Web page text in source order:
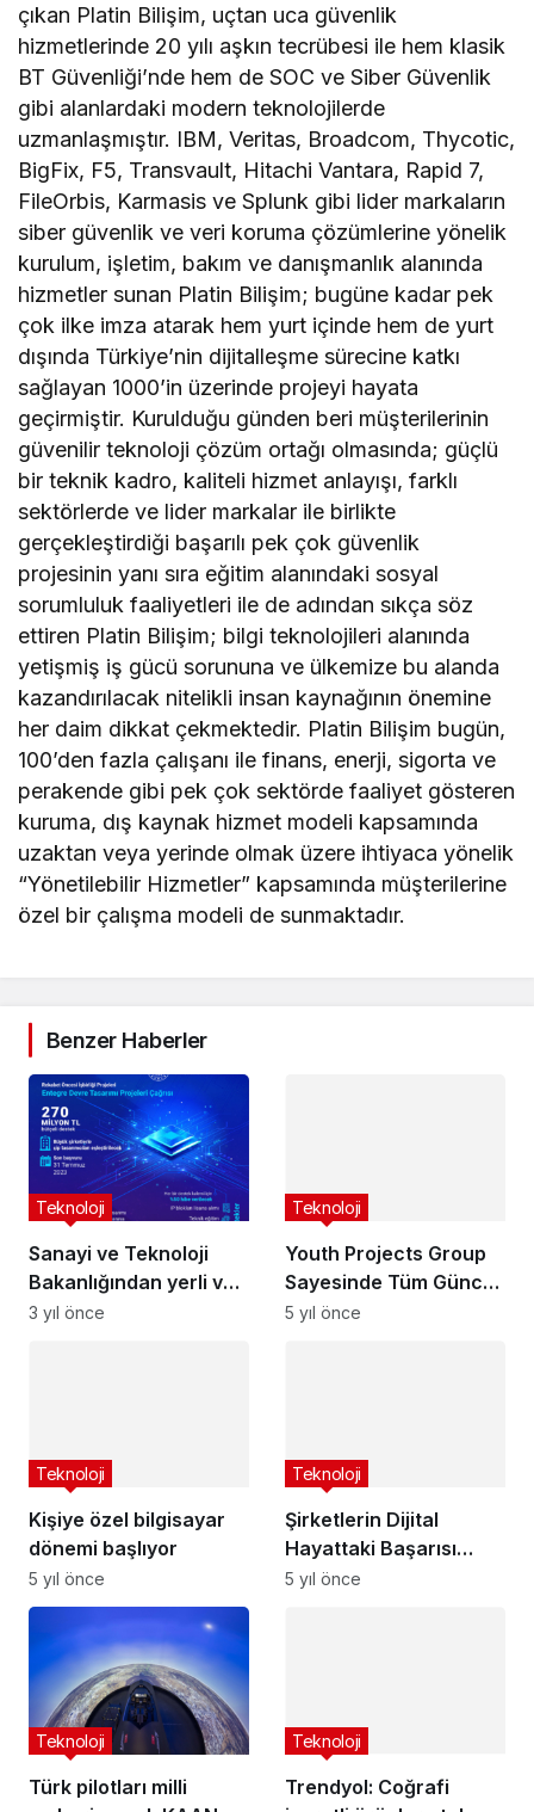
çıkan Platin Bilişim, uçtan uca güvenlik
hizmetlerinde 20 yılı aşkın tecrübesi ile hem klasik
BT Güvenliği’nde hem de SOC ve Siber Güvenlik
gibi alanlardaki modern teknolojilerde
uzmanlaşmıştır. IBM, Veritas, Broadcom, Thycotic,
BigFix, F5, Transvault, Hitachi Vantara, Rapid 7,
FileOrbis, Karmasis ve Splunk gibi lider markaların
siber güvenlik ve veri koruma çözümlerine yönelik
kurulum, işletim, bakım ve danışmanlık alanında
hizmetler sunan Platin Bilişim; bugüne kadar pek
çok ilke imza atarak hem yurt içinde hem de yurt
dışında Türkiye’nin dijitalleşme sürecine katkı
sağlayan 1000’in üzerinde projeyi hayata
geçirmiştir. Kurulduğu günden beri müşterilerinin
güvenilir teknoloji çözüm ortağı olmasında; güçlü
bir teknik kadro, kaliteli hizmet anlayışı, farklı
sektörlerde ve lider markalar ile birlikte
gerçekleştirdiği başarılı pek çok güvenlik
projesinin yanı sıra eğitim alanındaki sosyal
sorumluluk faaliyetleri ile de adından sıkça söz
ettiren Platin Bilişim; bilgi teknolojileri alanında
yetişmiş iş gücü sorununa ve ülkemize bu alanda
kazandırılacak nitelikli insan kaynağının önemine
her daim dikkat çekmektedir. Platin Bilişim bugün,
100’den fazla çalışanı ile finans, enerji, sigorta ve
perakende gibi pek çok sektörde faaliyet gösteren
kuruma, dış kaynak hizmet modeli kapsamında
uzaktan veya yerinde olmak üzere ihtiyaca yönelik
“Yönetilebilir Hizmetler” kapsamında müşterilerine
özel bir çalışma modeli de sunmaktadır.
Benzer Haberler
Sanayi ve Teknoloji
Bakanlığından yerli ve
milli çip üretiminde
Teknoloji
3 yıl önce
Anında Haberdar Olma
Şansı
5 yıl önce
5 yıl önce
Dijital Varlık
Analizi’nden Geçiyor
5 yıl önce
Türk pilotları milli
muharip uçak KAAN
için simülatörle uçuş
eğitimi yapıyor
3 yıl önce
Trendyol: Coğrafi
Teknoloji